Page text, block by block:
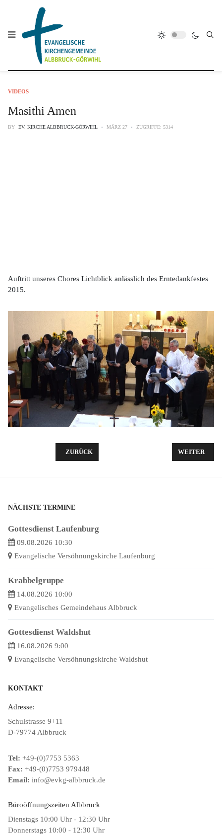
VIDEOS
Masithi Amen
BY EV. KIRCHE ALBBRUCK-GÖRWIHL MÄRZ 27 ZUGRIFFE: 5314
Auftritt unseres Chores Lichtblick anlässlich des Erntedankfestes
2015.
VORHERIGER BEITRAG: LOOK AT THE WORLD
ZURÜCK NÄCHSTER
WEITER
NÄCHSTE TERMINE
Gottesdienst Laufenburg
09.08.2026 10:30
Evangelische Versöhnungskirche Laufenburg
Krabbelgruppe
14.08.2026 10:00
Evangelisches Gemeindehaus Albbruck
Gottesdienst Waldshut
16.08.2026 9:00
Evangelische Versöhnungskirche Waldshut
KONTAKT
Adresse:
Schulstrasse 9+11
D-79774 Albbruck
Tel: +49-(0)7753 5363
Fax: +49-(0)7753 979448
Email: info@evkg-albbruck.de
Büroöffnungszeiten Albbruck
Dienstags 10:00 Uhr - 12:30 Uhr
Donnerstags 10:00 - 12:30 Uhr